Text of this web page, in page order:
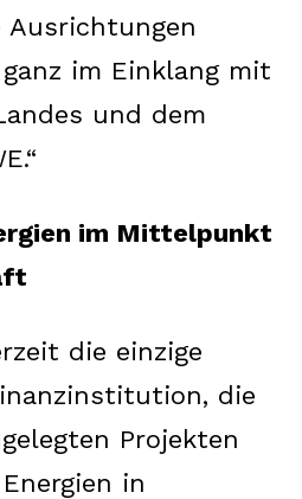
Ausrichtungen
im Einklang mit
und dem
im Mittelpunkt
die einzige
die
Projekten
in